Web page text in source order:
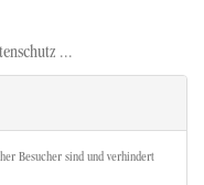
...
Besucher sind und verhindert